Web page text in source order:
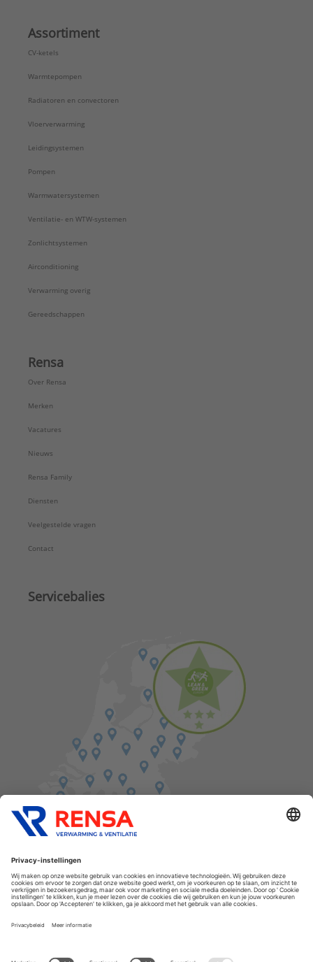
Assortiment
CV-ketels
Warmtepompen
Radiatoren en convectoren
Vloerverwarming
Leidingsystemen
Pompen
Warmwatersystemen
Ventilatie- en WTW-systemen
Zonlichtsystemen
Airconditioning
Verwarming overig
Gereedschappen
Rensa
Over Rensa
Merken
Vacatures
Nieuws
Rensa Family
Diensten
Veelgestelde vragen
Contact
Servicebalies
Cookies
Privacyverklaring
Disclaimer